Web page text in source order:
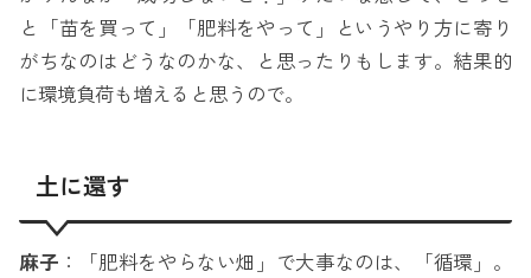
と「苗を買って」「肥料をやって」というやり方に寄り
がちなのはどうなのかな、と思ったりもします。結果的
に環境負荷も増えると思うので。
土に還す
麻子 ：「肥料をやらない畑」で大事なのは、「循環」。